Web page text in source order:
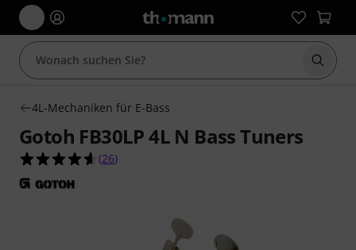
Suche
4L-Mechaniken für E-Bass
Gotoh FB30LP 4L N Bass Tuners
4.6 von 5 Sternen aus 26 Kundenbewertungen
(26)